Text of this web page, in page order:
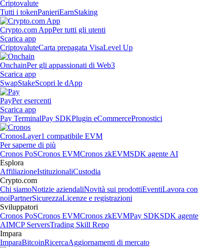
Criptovalute
Tutti i tokenPanieriEarnStaking
Crypto.com AppPer tutti gli utenti
Scarica app
CriptovaluteCarta prepagata VisaLevel Up
OnchainPer gli appassionati di Web3
Scarica app
SwapStakeScopri le dApp
PayPer esercenti
Scarica app
Pay TerminalPay SDKPlugin eCommercePronostici
CronosLayer1 compatibile EVM
Per saperne di più
Cronos PoSCronos EVMCronos zkEVMSDK agente AI
Esplora
AffiliazioneIstituzionaliCustodia
Crypto.com
Chi siamoNotizie aziendaliNovità sui prodottiEventiLavora con
noiPartnerSicurezzaLicenze e registrazioni
Sviluppatori
Cronos PoSCronos EVMCronos zkEVMPay SDKSDK agente
AIMCP ServersTrading Skill Repo
Impara
ImparaBitcoinRicercaAggiornamenti di mercato